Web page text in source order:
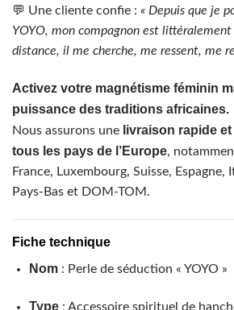
💬 Une cliente confie : « Depuis que je
YOYO, mon compagnon est
distance, il me cherche, me ressent, me
Activez votre magnétisme féminin
puissance des traditions africaines.
Nous assurons une livraison rapide
tous les pays de l’Europe,
France, Luxembourg, Suisse, Espagne,
Pays-Bas et DOM-TOM.
Fiche technique
Nom: Perle de séduction « YOYO »
Type: Accessoire spirituel de